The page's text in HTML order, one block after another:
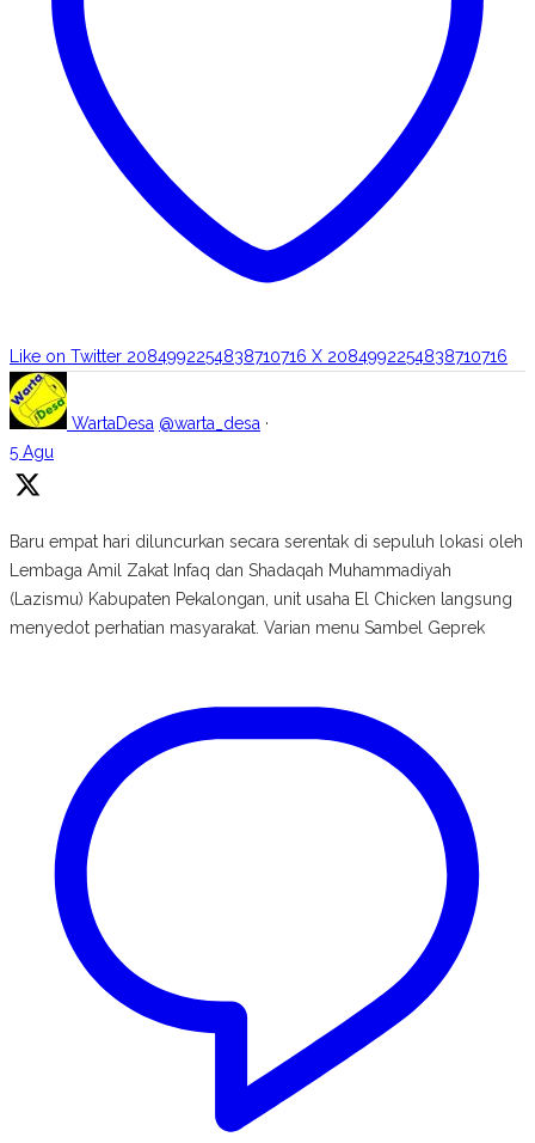
Like on Twitter 2084992254838710716 X 2084992254838710716
WartaDesa @warta_desa ·
5 Agu
Baru empat hari diluncurkan secara serentak di sepuluh lokasi oleh
Lembaga Amil Zakat Infaq dan Shadaqah Muhammadiyah
(Lazismu) Kabupaten Pekalongan, unit usaha El Chicken langsung
menyedot perhatian masyarakat. Varian menu Sambel Geprek